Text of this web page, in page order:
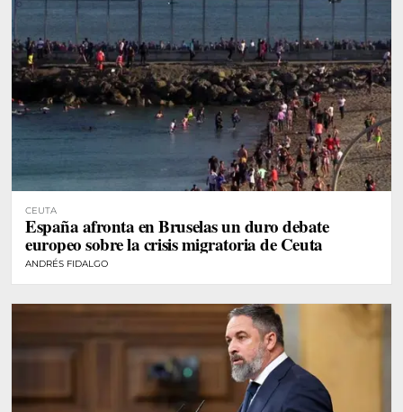
CEUTA
España afronta en Bruselas un duro debate
europeo sobre la crisis migratoria de Ceuta
ANDRÉS FIDALGO